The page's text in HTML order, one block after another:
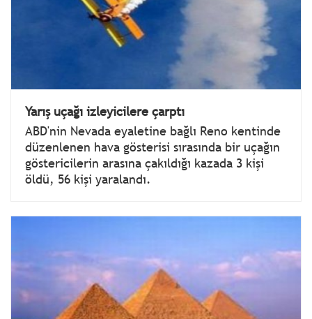
Yarış uçağı izleyicilere çarptı
ABD'nin Nevada eyaletine bağlı Reno kentinde
düzenlenen hava gösterisi sırasında bir uçağın
göstericilerin arasına çakıldığı kazada 3 kişi
öldü, 56 kişi yaralandı.